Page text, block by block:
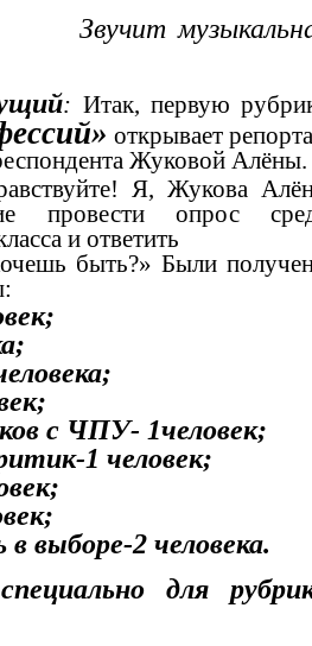
: Итак, первую
открывает
Жуковой Алёны.
Я, Жукова
провести опрос
и ответить
быть?» Были
с ЧПУ- 1человек;
1 человек;
в выборе-2 человека.
для